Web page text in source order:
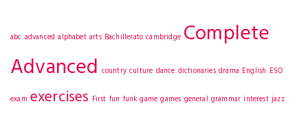
abc advanced alphabet arts Bachillerato cambridge Complete
Advanced country culture dance dictionaries drama English ESO
exam exercises First fun funk game games general grammar interest jazz